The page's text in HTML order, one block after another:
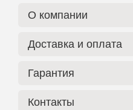
О компании
Доставка и оплата
Гарантия
Контакты